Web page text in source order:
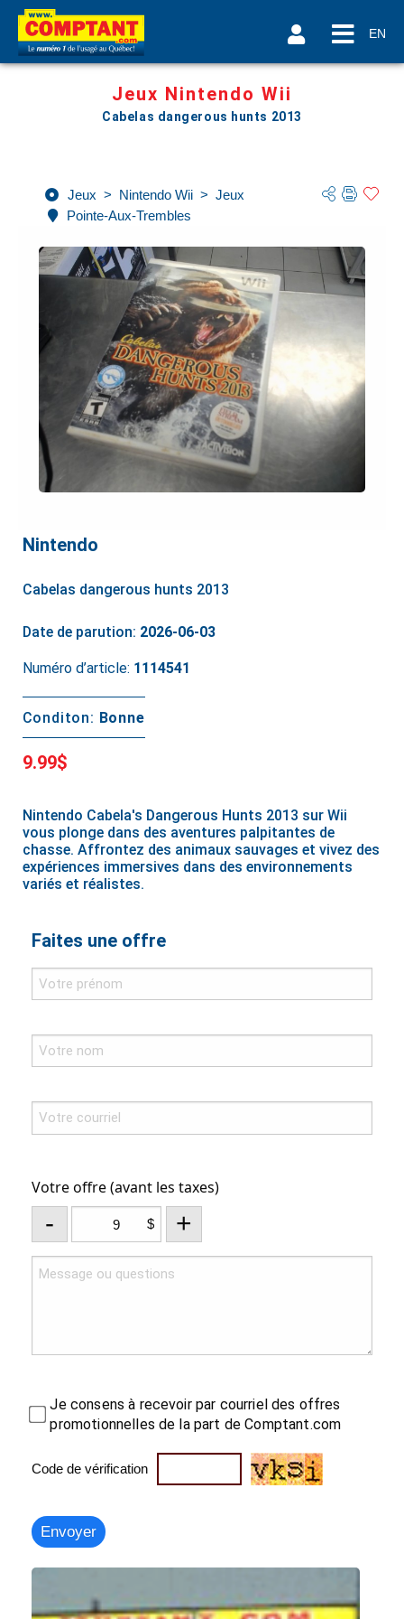
EN
Jeux Nintendo Wii
Cabelas dangerous hunts 2013
Jeux > Nintendo Wii > Jeux
Pointe-Aux-Trembles
Nintendo
Cabelas dangerous hunts 2013
Date de parution: 2026-06-03
Numéro d’article: 1114541
Conditon: Bonne
9.99$
Nintendo Cabela's Dangerous Hunts 2013 sur Wii
vous plonge dans des aventures palpitantes de
chasse. Affrontez des animaux sauvages et vivez des
expériences immersives dans des environnements
variés et réalistes.
Faites une offre
Votre offre (avant les taxes)
- $ +
Je consens à recevoir par courriel des offres
promotionnelles de la part de Comptant.com
Code de vérification